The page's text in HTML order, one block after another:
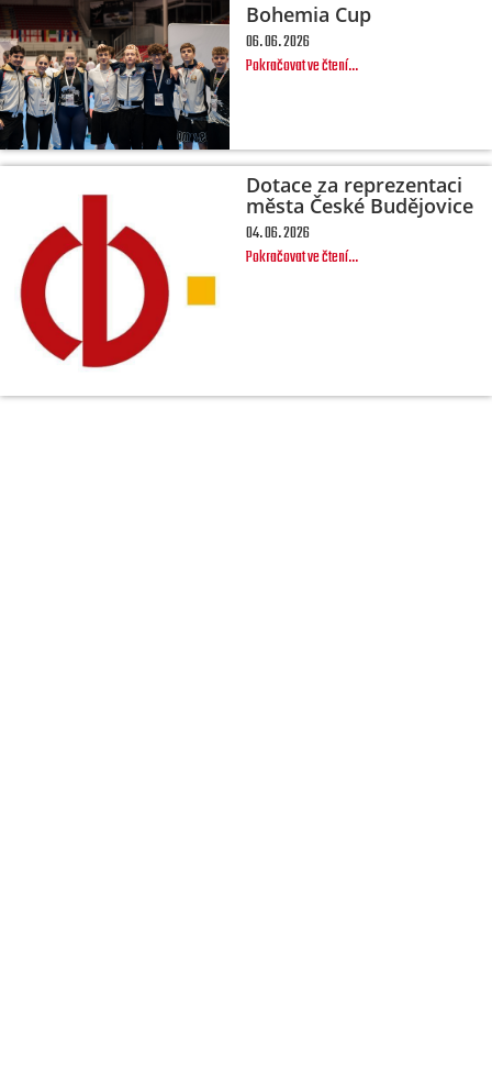
Bohemia Cup
06. 06. 2026
Pokračovat ve čtení...
Dotace za reprezentaci
města České Budějovice
04. 06. 2026
Pokračovat ve čtení...